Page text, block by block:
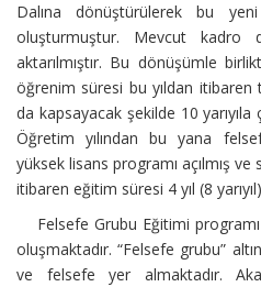
Dalına dönüştürülerek bu
oluşturmuştur. Mevcut
aktarılmıştır. Bu dönüşümle
öğrenim süresi bu yıldan itibaren
da kapsayacak şekilde 10 yarıyıla
Öğretim yılından bu yana
yüksek lisans programı açılmış
itibaren eğitim süresi 4 yıl (8
Felsefe Grubu Eğitimi
oluşmaktadır. “Felsefe grubu”
ve felsefe yer almaktadır.